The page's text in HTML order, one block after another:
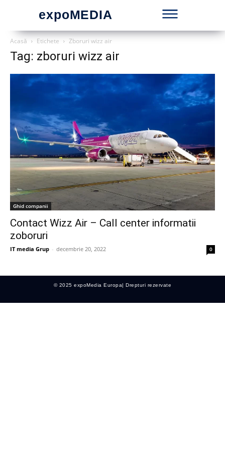
expoMEDIA
Acasă Etichete Zboruri wizz air
Tag: zboruri wizz air
Ghid companii
Contact Wizz Air – Call center informatii
zoboruri
IT media Grup - decembrie 20, 2022 0
© 2025 expoMedia Europa| Drepturi rezervate